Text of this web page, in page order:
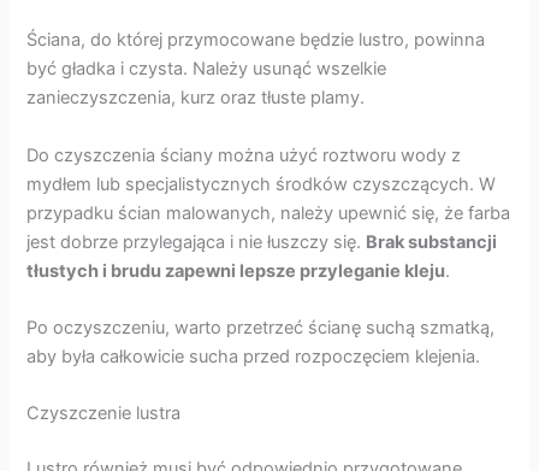
Ściana, do której przymocowane będzie lustro, powinna
być gładka i czysta. Należy usunąć wszelkie
zanieczyszczenia, kurz oraz tłuste plamy.
Do czyszczenia ściany można użyć roztworu wody z
mydłem lub specjalistycznych środków czyszczących. W
przypadku ścian malowanych, należy upewnić się, że farba
jest dobrze przylegająca i nie łuszczy się. Brak substancji
tłustych i brudu zapewni lepsze przyleganie kleju.
Po oczyszczeniu, warto przetrzeć ścianę suchą szmatką,
aby była całkowicie sucha przed rozpoczęciem klejenia.
Czyszczenie lustra